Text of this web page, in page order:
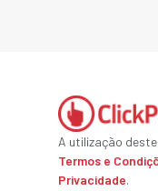
A utilização
Termos e
Privacidade.